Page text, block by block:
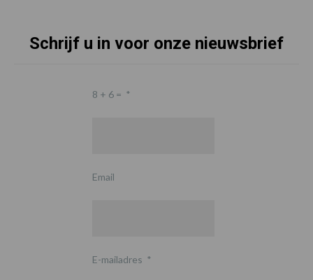
Schrijf u in voor onze nieuwsbrief
8 + 6 = *
Email
E-mailadres *